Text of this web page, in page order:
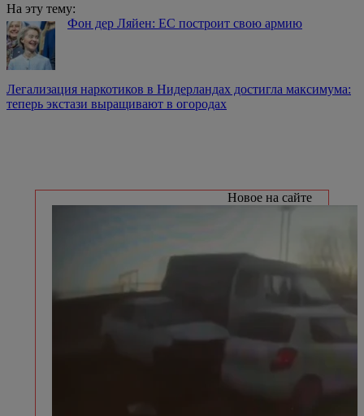
На эту тему:
Фон дер Ляйен: ЕС построит свою армию
Легализация наркотиков в Нидерландах достигла максимума:
теперь экстази выращивают в огородах
Новое на сайте